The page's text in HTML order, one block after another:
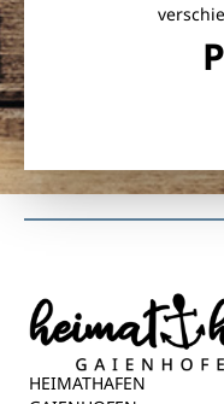
HEIMATHAFEN